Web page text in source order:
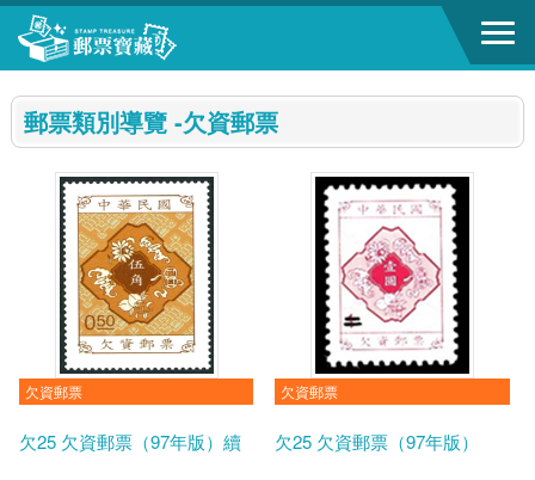
跳到主要內容區塊
郵票類別導覽 -欠資郵票
欠資郵票
欠25 欠資郵票（97年版）續
欠資郵票
欠25 欠資郵票（97年版）